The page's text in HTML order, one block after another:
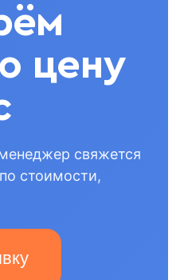
цену
свяжется
стоимости,